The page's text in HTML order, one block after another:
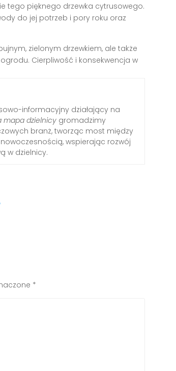
tego pięknego drzewka cytrusowego.
do jej potrzeb i pory roku oraz
zielonym drzewkiem, ale także
Cierpliwość i konsekwencja w
informacyjny działający na
mapa dzielnicy gromadzimy
branż, tworząc most między
wspierając rozwój
w dzielnicy.
*